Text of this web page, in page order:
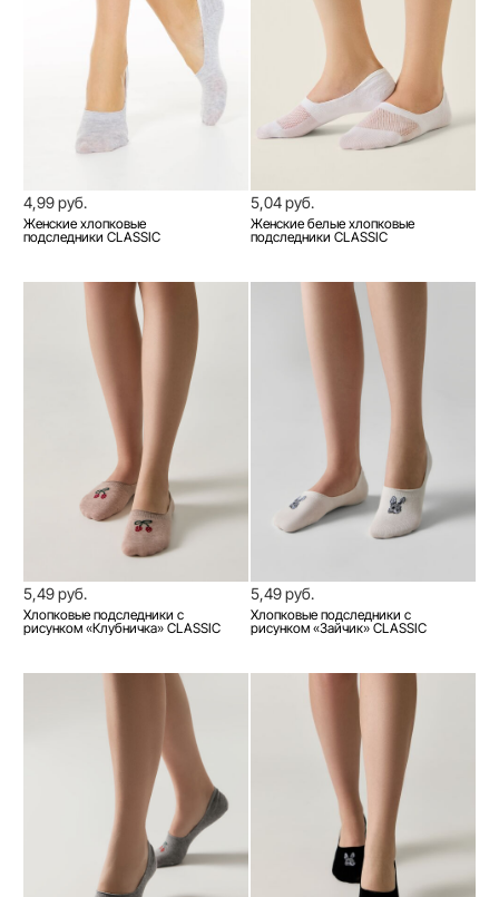
4,99 руб.
Женские хлопковые
подследники CLASSIC
5,04 руб.
Женские белые хлопковые
подследники CLASSIC
5,49 руб.
Хлопковые подследники с
рисунком «Клубничка» CLASSIC
5,49 руб.
Хлопковые подследники с
рисунком «Зайчик» CLASSIC